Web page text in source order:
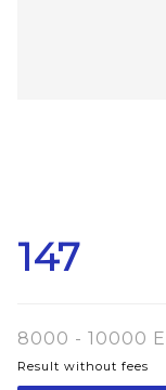
147
8000 - 10000
Result without fees